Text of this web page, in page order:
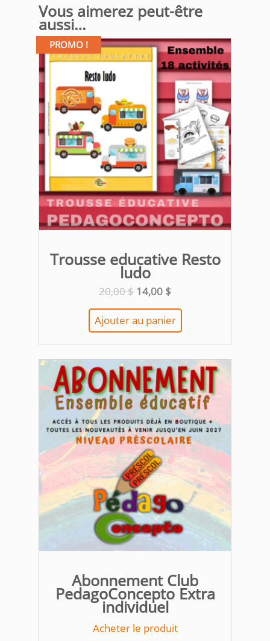
Vous aimerez peut-être
aussi…
PROMO !
Trousse educative Resto
ludo
20,00$ Le
prix
initial
était :
20,00 $.
14,00 $Le
actuel
est :
14,00 $.
Ajouter au panier
Abonnement Club
PedagoConcepto Extra
individuel
Acheter le produit